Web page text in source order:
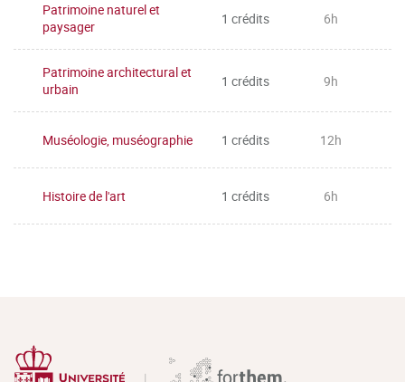
Patrimoine naturel et
paysager
1 crédits 6h
Patrimoine architectural et
urbain
1 crédits 9h
Muséologie, muséographie 1 crédits 12h
Histoire de l'art 1 crédits 6h